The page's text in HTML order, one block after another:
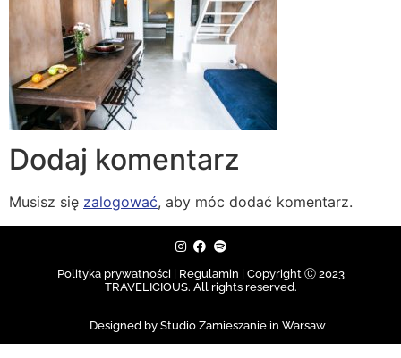
Dodaj komentarz
Musisz się zalogować, aby móc dodać komentarz.
Polityka prywatności | Regulamin | Copyright Ⓒ 2023
TRAVELICIOUS. All rights reserved.
Designed by Studio Zamieszanie in Warsaw